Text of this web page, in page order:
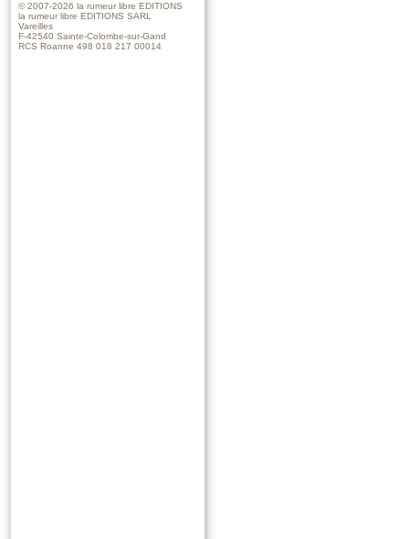
© 2007-2026 la rumeur libre EDITIONS
la rumeur libre EDITIONS SARL
Vareilles
F-42540 Sainte-Colombe-sur-Gand
RCS Roanne 498 018 217 00014